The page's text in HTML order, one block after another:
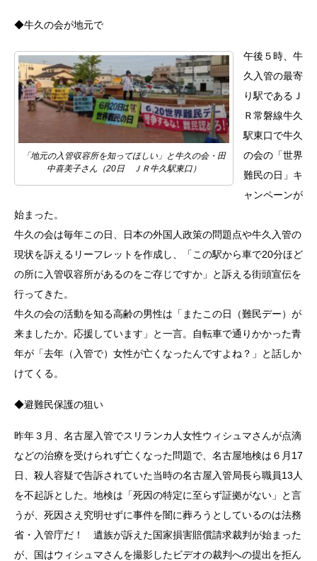
◆牛久の会が地元で
「地元の入管収容所を知ってほしい」と牛久の会・田
中喜美子さん（20日 ＪＲ牛久駅東口）
午後５時、牛
久入管の最寄
り駅であるＪ
Ｒ常磐線牛久
駅東口で牛久
の会の「世界
難民の日」キ
ャンペーンが
始まった。
牛久の会は毎年この日、日本の外国人政策の問題点や牛久入管の
現状を訴えるリーフレットを作成し、「この駅から車で20分ほど
の所に入管収容所があるのをご存じですか」と訴える街頭宣伝を
行ってきた。
牛久の会の活動を知る高齢の男性は「またこの日（難民デー）が
来ましたか。応援しています」と一言。自転車で通りかかった青
年が「去年（入管で）女性が亡くなったんですよね？」と話しか
けてくる。
◆避難民保護の狙い
昨年３月、名古屋入管でスリランカ人女性ウィシュマさんが点滴
などの治療を受けられず亡くなった問題で、名古屋地検は６月17
日、殺人容疑で告訴されていた当時の名古屋入管局長ら職員13人
を不起訴とした。地検は「死因の特定に至らず証拠がない」と言
うが、死因さえ究明せずに事件を闇に葬ろうとしているのは法務
省・入管庁だ！ 遺族が訴えた国家損害賠償請求裁判が始まった
が、国はウィシュマさんを撮影したビデオの裁判への提出を拒ん